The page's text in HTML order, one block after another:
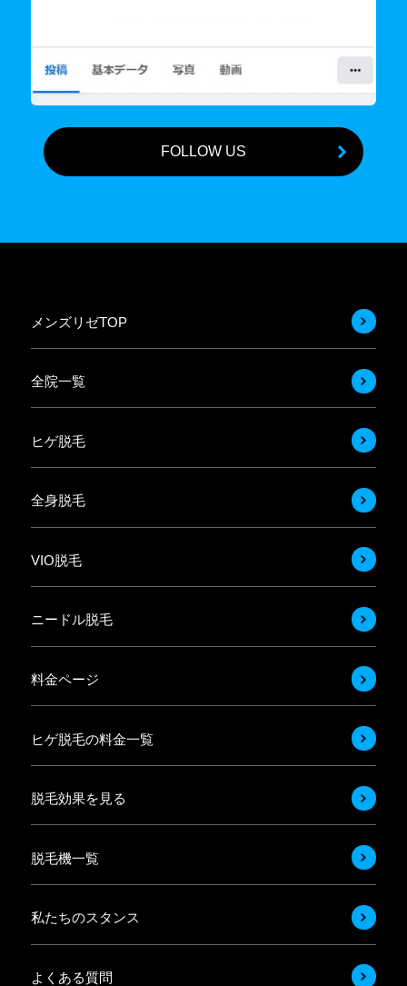
FOLLOW US
メンズリゼTOP
全院一覧
ヒゲ脱毛
全身脱毛
VIO脱毛
ニードル脱毛
料金ページ
ヒゲ脱毛の料金一覧
脱毛効果を見る
脱毛機一覧
私たちのスタンス
よくある質問